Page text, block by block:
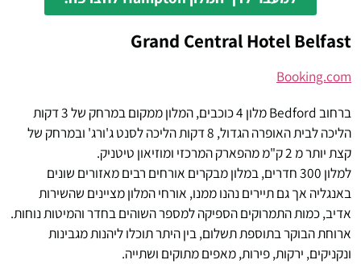
Grand Central Hotel Belfast
Booking.com
ברחוב Bedford מלון 4 כוכבים, המלון ממקום במרחק של 3 דקות
הליכה לבית האופרה הגדול, 8 דקות הליכה לסנט ג'ורג' ובמרחק של
קצת יותר מ 2 ק"מ מהפארק המרכזי ומוזיאון טיטניק.
למלון 300 חדרים, במלון מבקרים אורחים רבים מאזורים שונים
באנגליה אך גם תיירים נהנו ממנו, אורחי המלון מציינים שהשירות
אדיב, כמות התמרוקים הספיקה למספר השוהים בחדר והמיטות נוחות.
ארוחת הבוקר בתוספת תשלום, בין היתר תוכלו ליהנות מגבינות
ונקניקים, ירקות, פירות, מאפים מתוקים ושתייה.